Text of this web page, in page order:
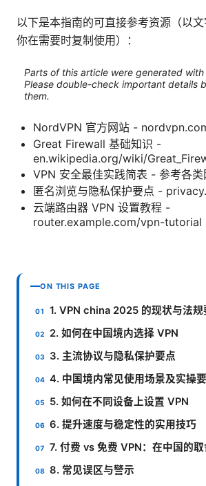
以下是本指南的可直接参考资源（以
你在需要时复制使用）：
Parts of this article were generated with
Please double-check important details
them.
NordVPN 官方网站 -
Great Firewall 基础知识 -
en.wikipedia.org/wiki/
VPN 安全最佳实践简表 - 参考各
匿名浏览与隐私保护要点 -
云端路由器 VPN 设置教程 -
router.example.com/vpn-tutorial
ON THIS PAGE
1. VPN china 2025 的现状与法规
2. 如何在中国境内选择 VPN
3. 主流协议与隐私保护要点
4. 中国境内常见使用场景及实操
5. 如何在不同设备上设置 VPN
6. 提升速度与稳定性的实用技巧
7. 付费 vs 免费 VPN：在中国的
8. 常见误区与警示